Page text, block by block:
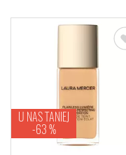
U NAS TANIEJ
-63 %